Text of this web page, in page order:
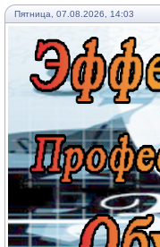
Пятница, 07.08.2026, 14:03